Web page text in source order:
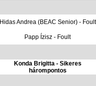
Hidas Andrea (BEAC Senior) - Foult
Papp Ízisz - Foult
Konda Brigitta - Sikeres
hárompontos